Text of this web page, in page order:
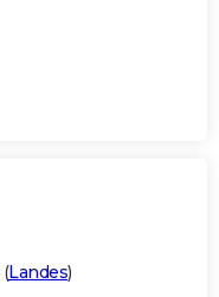
(Landes)